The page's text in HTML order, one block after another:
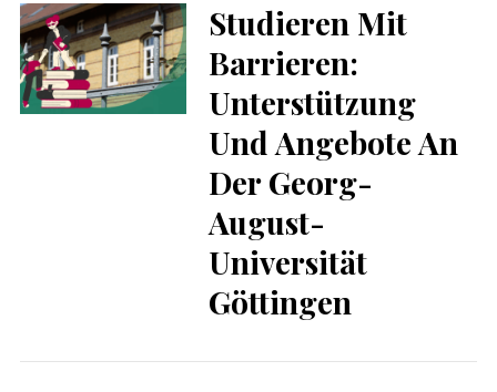
Studieren Mit
Barrieren:
Unterstützung
Und Angebote An
Der Georg-
August-
Universität
Göttingen